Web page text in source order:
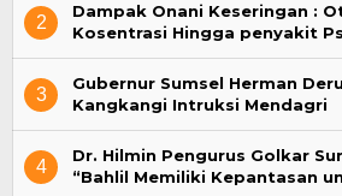
2
Dampak Onani Keseringan :
Kosentrasi Hingga penyakit
3
Gubernur Sumsel Herman
Kangkangi Intruksi Mendagri
4
Dr. Hilmin Pengurus Golkar
“Bahlil Memiliki Kepantasan